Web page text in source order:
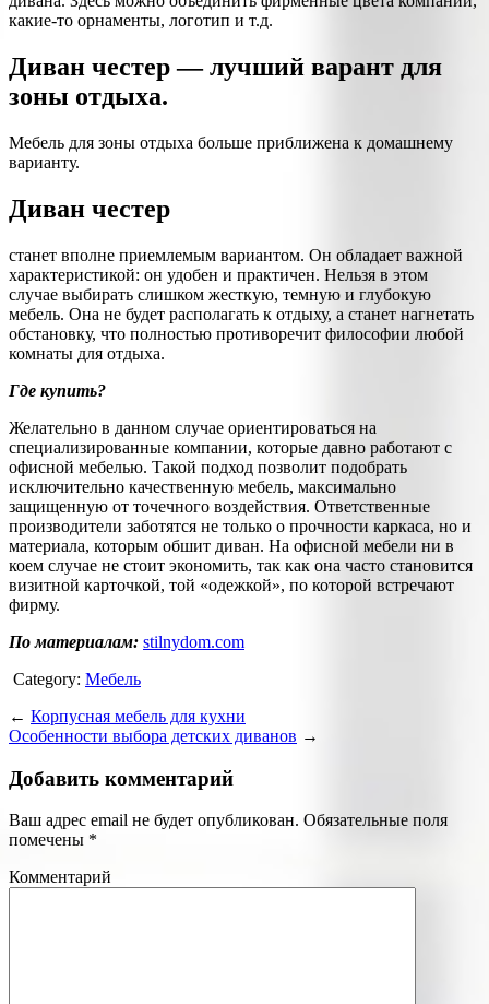
какие-то орнаменты, логотип и т.д.
Диван честер — лучший варант для
зоны отдыха.
Мебель для зоны отдыха больше приближена к домашнему
варианту.
Диван честер
станет вполне приемлемым вариантом. Он обладает важной
характеристикой: он удобен и практичен. Нельзя в этом
случае выбирать слишком жесткую, темную и глубокую
мебель. Она не будет располагать к отдыху, а станет нагнетать
обстановку, что полностью противоречит философии любой
комнаты для отдыха.
Где купить?
Желательно в данном случае ориентироваться на
специализированные компании, которые давно работают с
офисной мебелью. Такой подход позволит подобрать
исключительно качественную мебель, максимально
защищенную от точечного воздействия. Ответственные
производители заботятся не только о прочности каркаса, но и
материала, которым обшит диван. На офисной мебели ни в
коем случае не стоит экономить, так как она часто становится
визитной карточкой, той «одежкой», по которой встречают
фирму.
По материалам: stilnydom.com
Category: Мебель
← Корпусная мебель для кухни
Особенности выбора детских диванов →
Добавить комментарий
Ваш адрес email не будет опубликован. Обязательные поля
помечены *
Комментарий